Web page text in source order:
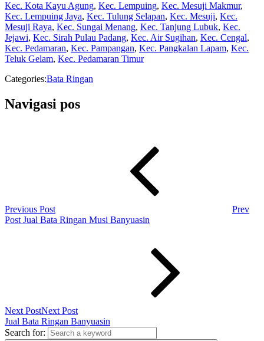
Kec. Kota Kayu Agung, Kec. Lempuing, Kec. Mesuji Makmur,
Kec. Lempuing Jaya, Kec. Tulung Selapan, Kec. Mesuji, Kec.
Mesuji Raya, Kec. Sungai Menang, Kec. Tanjung Lubuk, Kec.
Jejawi, Kec. Sirah Pulau Padang, Kec. Air Sugihan, Kec. Cengal,
Kec. Pedamaran, Kec. Pampangan, Kec. Pangkalan Lapam, Kec.
Teluk Gelam, Kec. Pedamaran Timur
Categories:Bata Ringan
Navigasi pos
Previous Post
Prev
Post Jual Bata Ringan Musi Banyuasin
Next PostNext Post
Jual Bata Ringan Banyuasin
Search for: